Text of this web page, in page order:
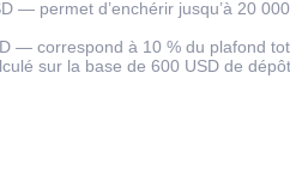
— permet d’enchérir jusqu’à 20
— correspond à 10 % du plafond
sur la base de 600 USD de